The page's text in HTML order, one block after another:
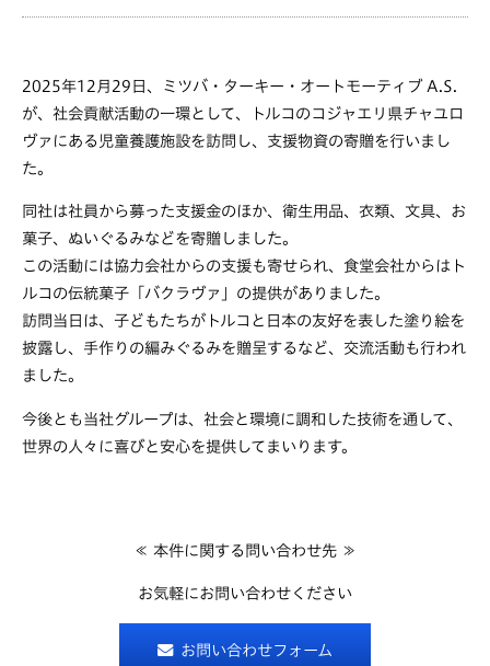
2025年12月29日、ミツバ・ターキー・オートモーティブ A.S.
が、社会貢献活動の一環として、トルコのコジャエリ県チャユロ
ヴァにある児童養護施設を訪問し、支援物資の寄贈を行いまし
た。
同社は社員から募った支援金のほか、衛生用品、衣類、文具、お
菓子、ぬいぐるみなどを寄贈しました。
この活動には協力会社からの支援も寄せられ、食堂会社からはト
ルコの伝統菓子「バクラヴァ」の提供がありました。
訪問当日は、子どもたちがトルコと日本の友好を表した塗り絵を
披露し、手作りの編みぐるみを贈呈するなど、交流活動も行われ
ました。
今後とも当社グループは、社会と環境に調和した技術を通して、
世界の人々に喜びと安心を提供してまいります。
≪ 本件に関する問い合わせ先 ≫
お気軽にお問い合わせください
お問い合わせフォーム